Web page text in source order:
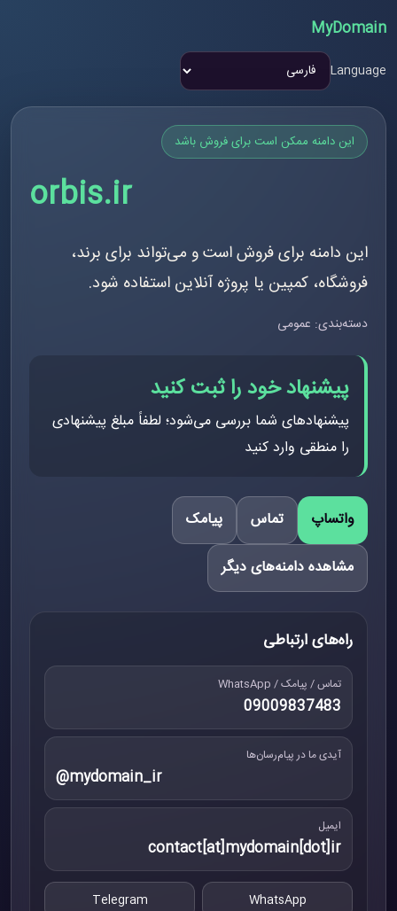
MyDomain
Language
این دامنه ممکن است برای فروش باشد
orbis.ir
این دامنه برای فروش است و می‌تواند برای برند،
فروشگاه، کمپین یا پروژه آنلاین استفاده شود.
دسته‌بندی: عمومی
پیشنهاد خود را ثبت کنید
پیشنهادهای شما بررسی می‌شود؛ لطفاً مبلغ پیشنهادی
را منطقی وارد کنید
واتساپ تماس
پیامک
مشاهده دامنه‌های دیگر
راه‌های ارتباطی
تماس / پیامک / WhatsApp
09009837483
آیدی ما در پیام‌رسان‌ها
@mydomain_ir
ایمیل
contact[at]mydomain[dot]ir
WhatsApp
Telegram